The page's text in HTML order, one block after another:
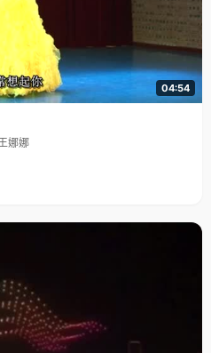
04:54
娜娜